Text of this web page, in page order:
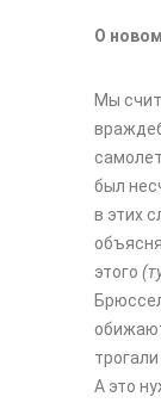
О
Мы
был
в этих
этого
А это